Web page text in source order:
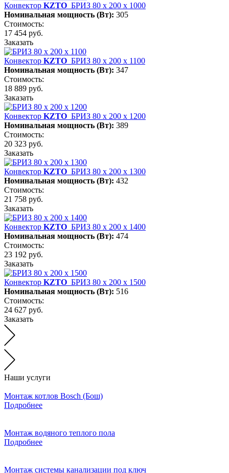
Конвектор KZTO БРИЗ 80 х 200 х 1000
Номинальная мощность (Вт): 305
Стоимость:
17 454 руб.
Заказать
Конвектор KZTO БРИЗ 80 х 200 х 1100
Номинальная мощность (Вт): 347
Стоимость:
18 889 руб.
Заказать
Конвектор KZTO БРИЗ 80 х 200 х 1200
Номинальная мощность (Вт): 389
Стоимость:
20 323 руб.
Заказать
Конвектор KZTO БРИЗ 80 х 200 х 1300
Номинальная мощность (Вт): 432
Стоимость:
21 758 руб.
Заказать
Конвектор KZTO БРИЗ 80 х 200 х 1400
Номинальная мощность (Вт): 474
Стоимость:
23 192 руб.
Заказать
Конвектор KZTO БРИЗ 80 х 200 х 1500
Номинальная мощность (Вт): 516
Стоимость:
24 627 руб.
Заказать
Наши услуги
Монтаж котлов Bosch (Бош)
Подробнее
Монтаж водяного теплого пола
Подробнее
Монтаж системы канализации под ключ